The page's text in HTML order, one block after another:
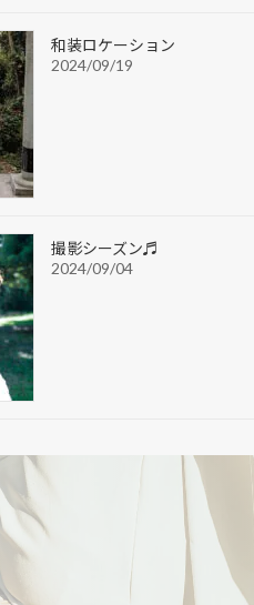
和装ロケーション
2024/09/19
撮影シーズン♬
2024/09/04